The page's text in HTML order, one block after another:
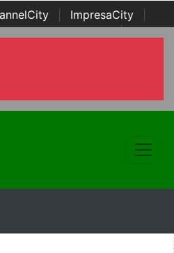
ImpresaCity
Channel Awards | Italian